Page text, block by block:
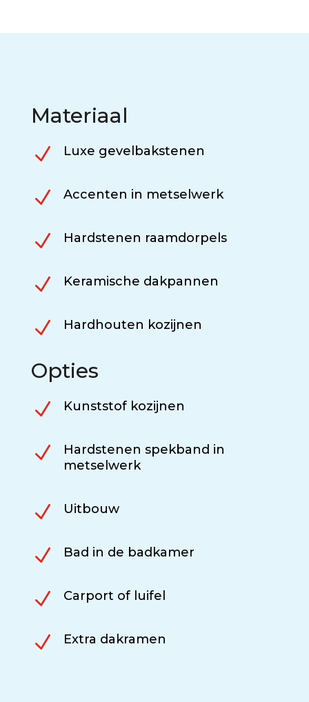
Materiaal
N Luxe gevelbakstenen
N Accenten in metselwerk
N Hardstenen raamdorpels
N Keramische dakpannen
N Hardhouten kozijnen
Opties
N Kunststof kozijnen
N
Hardstenen spekband in
metselwerk
N Uitbouw
N Bad in de badkamer
N Carport of luifel
N Extra dakramen